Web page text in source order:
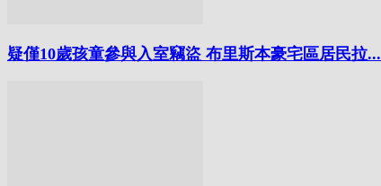
疑僅10歲孩童參與入室竊盜 布里斯本豪宅區居民拉...